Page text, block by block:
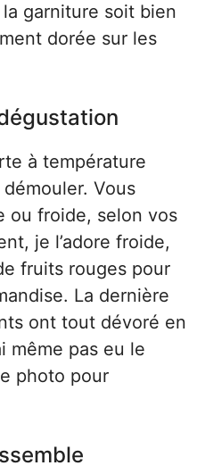
la garniture soit bien
dorée sur les
à température
Vous
ou froide, selon vos
je l’adore froide,
fruits rouges pour
La dernière
ont tout dévoré en
même pas eu le
photo pour